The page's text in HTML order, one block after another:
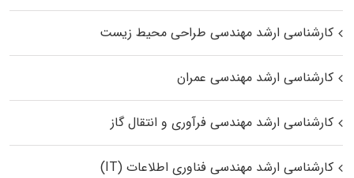
کارشناسی ارشد مهندسی طراحی محیط زیست
کارشناسی ارشد مهندسی عمران
کارشناسی ارشد مهندسی فرآوری و انتقال گاز
کارشناسی ارشد مهندسی فناوری اطلاعات (IT)